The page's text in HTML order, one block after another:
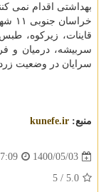
بهداشتی اقدام نمی
قاینات، زیرکوه،
سربیشه، درمیان و
سرایان در وضعیت
منبع: kunefe.ir
1400/05/03
5.0
/ 5